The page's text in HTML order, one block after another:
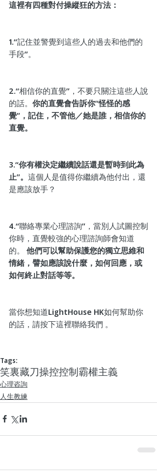
這裡有四種對付操縱狂的方法：
1.“記住並警覺到這些人的過去和他們的
手段”。
2.“相信你的直覺”，不要只關注這些人說
的話。 你的直覺會告訴你“怪怪的感
覺”，記住，不管他／她是誰，相信你的
直覺。
3.“你有權決定繼續說話還是暫時到此為
止”。 這個人是值得你繼續為他付出，還
是應該放手？
4.“聯絡專業心理諮詢”，當別人試圖控制
你時，直覺較強的心理諮詢師會知道
的。 他們可以幫助保護您的獨立思維和
情緒，譬如應該說什麼，如何回應，或
如何終止對話等等。
當你想知道LightHouse HK如何幫助你
的話，請按下這裡聯絡我們 。
Tags:
笑裏藏刀操控控制霸權主義
心理咨詢
人生教練